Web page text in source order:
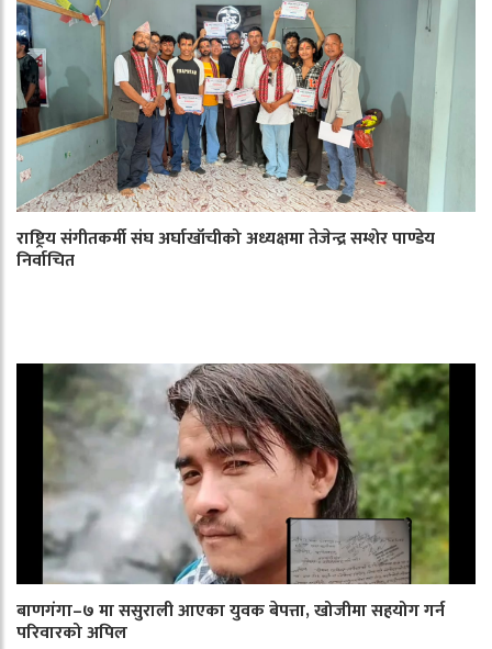
राष्ट्रिय संगीतकर्मी संघ अर्घाखाँचीको अध्यक्षमा तेजेन्द्र सम्शेर पाण्डेय
निर्वाचित
बाणगंगा–७ मा ससुराली आएका युवक बेपत्ता, खोजीमा सहयोग गर्न
परिवारको अपिल